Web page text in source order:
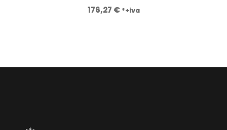
176,27 € *+iva